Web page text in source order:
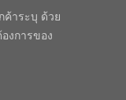
ค้าระบุ ด้วย
งการของ